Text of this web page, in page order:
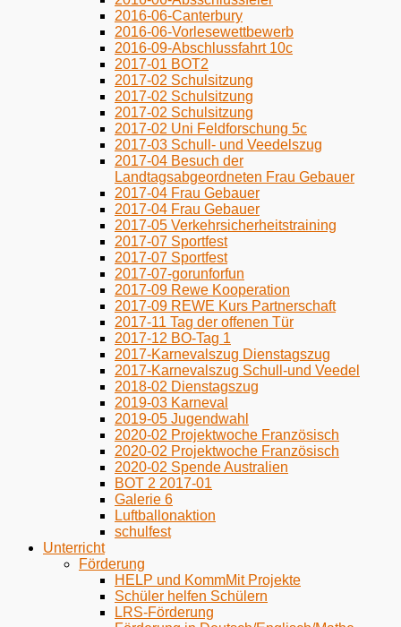
2016-06-Canterbury
2016-06-Vorlesewettbewerb
2016-09-Abschlussfahrt 10c
2017-01 BOT2
2017-02 Schulsitzung
2017-02 Schulsitzung
2017-02 Schulsitzung
2017-02 Uni Feldforschung 5c
2017-03 Schull- und Veedelszug
2017-04 Besuch der
Landtagsabgeordneten Frau Gebauer
2017-04 Frau Gebauer
2017-04 Frau Gebauer
2017-05 Verkehrsicherheitstraining
2017-07 Sportfest
2017-07 Sportfest
2017-07-gorunforfun
2017-09 Rewe Kooperation
2017-09 REWE Kurs Partnerschaft
2017-11 Tag der offenen Tür
2017-12 BO-Tag 1
2017-Karnevalszug Dienstagszug
2017-Karnevalszug Schull-und Veedel
2018-02 Dienstagszug
2019-03 Karneval
2019-05 Jugendwahl
2020-02 Projektwoche Französisch
2020-02 Projektwoche Französisch
2020-02 Spende Australien
BOT 2 2017-01
Galerie 6
Luftballonaktion
schulfest
Unterricht
Förderung
HELP und KommMit Projekte
Schüler helfen Schülern
LRS-Förderung